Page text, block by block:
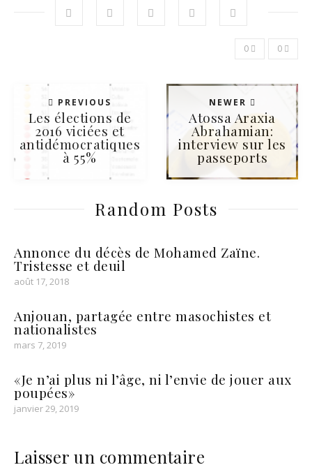
0 0
PREVIOUS
Les élections de
2016 viciées et
antidémocratiques
à 55%
NEWER
Atossa Araxia
Abrahamian:
interview sur les
passeports
Random Posts
Annonce du décès de Mohamed Zaïne.
Tristesse et deuil
août 17, 2018
Anjouan, partagée entre masochistes et
nationalistes
mars 7, 2019
«Je n’ai plus ni l’âge, ni l’envie de jouer aux
poupées»
janvier 29, 2019
Laisser un commentaire